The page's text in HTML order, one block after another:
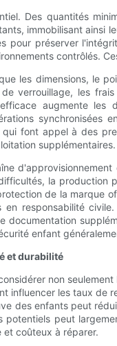
Des quantités
immobilisant ainsi
pour préserver
contrôlés.
les dimensions, le
verrouillage, les
augmente
font appel à des
supplémentaires.
la
de la marque
responsabilité
documentation
enfant
et durabilité
non
influencer les taux
des enfants peut
peut
coûteux à réparer.